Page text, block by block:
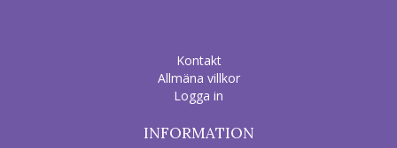
Kontakt
Allmäna villkor
Logga in
INFORMATION